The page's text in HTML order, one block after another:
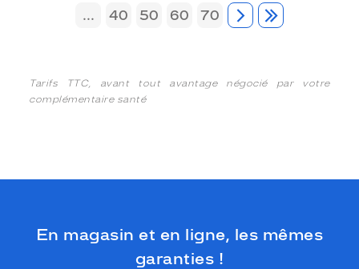
...
40 50 60 70
Tarifs TTC, avant tout avantage négocié par votre
complémentaire santé
En magasin et en ligne, les mêmes
garanties !